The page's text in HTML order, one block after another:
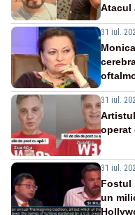
Atacul
31 iul.
31 iul.
operat
31 iul.
Fostul
un